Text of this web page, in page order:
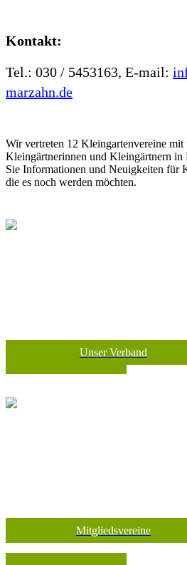
Kontakt:
Tel.: 030 / 5453163, E-mail:
marzahn.de
Wir vertreten 12 Kleingartenvereine mit
Kleingärtnerinnen und Kleingärtnern
Sie Informationen und Neuigkeiten für
die es noch werden möchten.
Unser Verband
Mitgliedsvereine